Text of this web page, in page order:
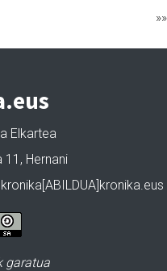
»»
Elkartea
11, Hernani
garatua